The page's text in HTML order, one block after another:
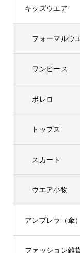
キッズウエア
フォーマルウ
ワンピース
ボレロ
トップス
スカート
ウエア小物
アンブレラ（傘）
ファッション雑